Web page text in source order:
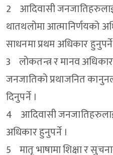
2 आदिवासी
थातथलोमा आत्मानिर्णयको
साधनमा प्रथम अधिकार
3 लोकतन्त्र र मानव
जनजातिको प्रथाजनित
दिनुपर्ने ।
4 आदिवासी
अधिकार हुनुपर्ने ।
5 मातृ भाषामा शिक्षा र